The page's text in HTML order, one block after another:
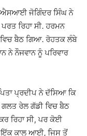
ਜੋਗਿੰਦਰ ਸਿੰਘ ਨੇ
ਰਿਹਾ ਸੀ. ਹਰਮਨ
ਬੈਠ ਗਿਆ. ਰੋਹਤਕ ਲੰਬੇ
ਨੇ ਨੌਜਵਾਨ ਨੂੰ ਪਰਿਵਾਰ
ਪ੍ਰਦੀਪ ਨੇ ਦੱਸਿਆ ਕਿ
ਰੇਲ ਗੱਡੀ ਵਿਚ ਬੈਠ
ਰਿਹਾ ਸੀ, ਪਰ ਕੋਈ
ਇੱਕ ਕਾਲ ਆਈ, ਜਿਸ ਤੋਂ